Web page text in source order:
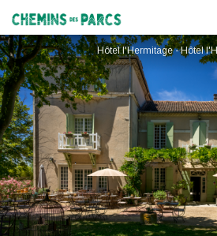
Chemins des Parcs
Hôtel l'Hermitage - Hôtel